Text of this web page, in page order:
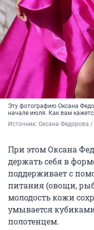
Эту фотографию Оксана
начале июля. Как вам
Источник: Оксана Федорова /
При этом Оксана
держать себя в
поддерживает с
питания (овощи,
молодость кожи
умывается
полотенцем.